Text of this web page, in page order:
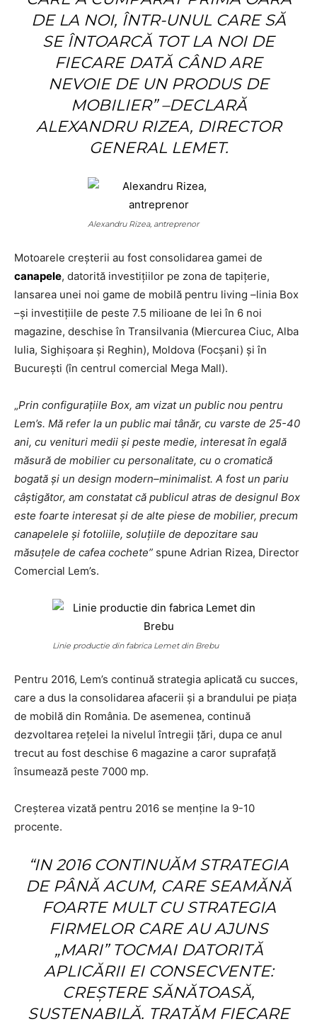
DE LA NOI, ÎNTR-UNUL CARE SĂ
SE ÎNTOARCĂ TOT LA NOI DE
FIECARE DATĂ CÂND ARE
NEVOIE DE UN PRODUS DE
MOBILIER” –DECLARĂ
ALEXANDRU RIZEA, DIRECTOR
GENERAL LEMET.
Alexandru Rizea, antreprenor
Motoarele creșterii au fost consolidarea gamei de
canapele, datorită investițiilor pe zona de tapițerie,
lansarea unei noi game de mobilă pentru living –linia Box
–și investițiile de peste 7.5 milioane de lei în 6 noi
magazine, deschise în Transilvania (Miercurea Ciuc, Alba
Iulia, Sighișoara și Reghin), Moldova (Focșani) și în
București (în centrul comercial Mega Mall).
„Prin configurațiile Box, am vizat un public nou pentru
Lem’s. Mă refer la un public mai tânăr, cu varste de 25-40
ani, cu venituri medii și peste medie, interesat în egală
măsură de mobilier cu personalitate, cu o cromatică
bogată și un design modern–minimalist. A fost un pariu
câștigător, am constatat că publicul atras de designul Box
este foarte interesat și de alte piese de mobilier, precum
canapelele și fotoliile, soluțiile de depozitare sau
măsuțele de cafea cochete” spune Adrian Rizea, Director
Comercial Lem’s.
Linie productie din fabrica Lemet din Brebu
Pentru 2016, Lem’s continuă strategia aplicată cu succes,
care a dus la consolidarea afacerii și a brandului pe piața
de mobilă din România. De asemenea, continuă
dezvoltarea rețelei la nivelul întregii țări, dupa ce anul
trecut au fost deschise 6 magazine a caror suprafață
însumează peste 7000 mp.
Creșterea vizată pentru 2016 se menține la 9-10
procente.
“IN 2016 CONTINUĂM STRATEGIA
DE PÂNĂ ACUM, CARE SEAMĂNĂ
FOARTE MULT CU STRATEGIA
FIRMELOR CARE AU AJUNS
„MARI” TOCMAI DATORITĂ
APLICĂRII EI CONSECVENTE:
CREȘTERE SĂNĂTOASĂ,
SUSTENABILĂ. TRATĂM FIECARE